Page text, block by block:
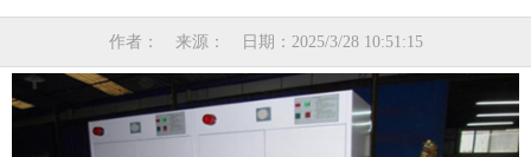
作者： 来源： 日期：2025/3/28 10:51:15